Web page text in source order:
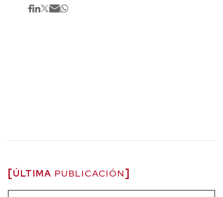
ÚLTIMA PUBLICACIÓN